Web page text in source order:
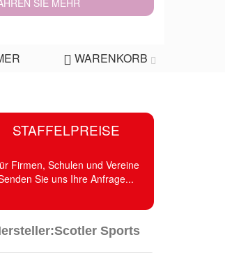
SIE MEHR
WARENKORB
STAFFELPREISE
Firmen, Schulen und Vereine
Sie uns Ihre Anfrage...
Scotler Sports